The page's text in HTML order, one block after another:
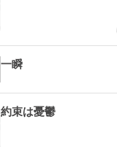
一瞬
約束は憂鬱